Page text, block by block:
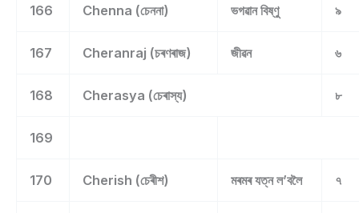
166 Chenna (চেননা) ভগৱান বিষ্ণু ৯
167 Cheranraj (চৰণৰাজ) জীৱন ৬
168 Cherasya (চেৰাস্য) ৮
169
170 Cherish (চেৰীশ) মৰমৰ যত্ন ল’বলৈ ৭